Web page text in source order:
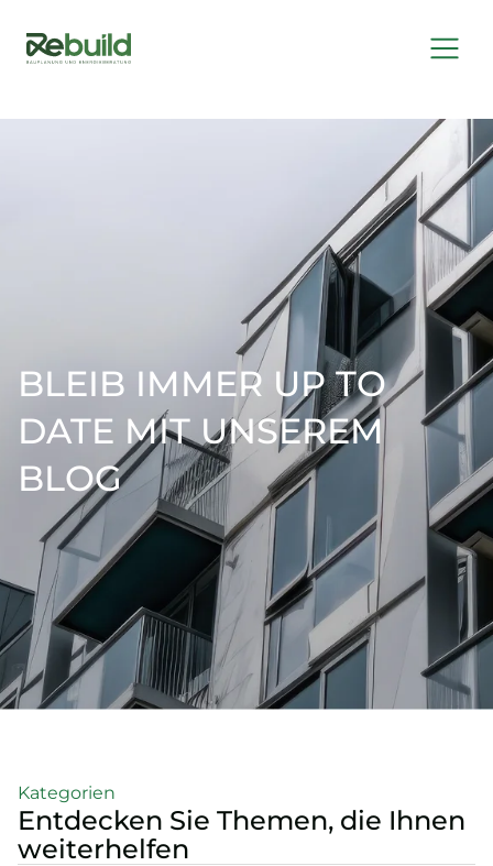
BLEIB IMMER UP TO
DATE MIT UNSEREM
BLOG
Kategorien
Entdecken Sie Themen, die Ihnen
weiterhelfen